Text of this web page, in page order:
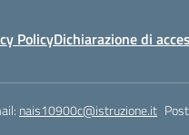
PolicyDichiarazione di
nais10900c@istruzione.it